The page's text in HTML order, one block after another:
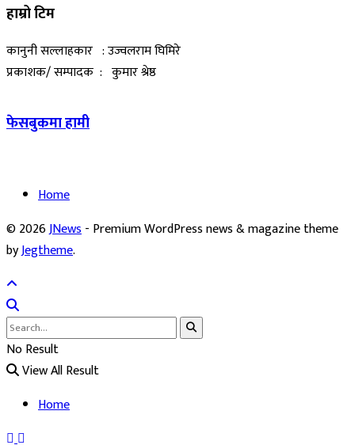
हाम्रो टिम
कानुनी सल्लाहकार : उज्वलराम घिमिरे
प्रकाशक/ सम्पादक : कुमार श्रेष्ठ
फेसबुकमा हामी
Home
© 2026JNews- Premium WordPress news & magazine theme
byJegtheme.
No Result
View All Result
Home